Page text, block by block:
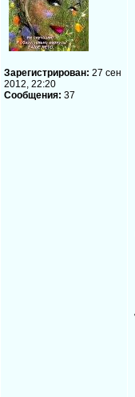
Зарегистрирован: 27 сен
2012, 22:20
Сообщения: 37